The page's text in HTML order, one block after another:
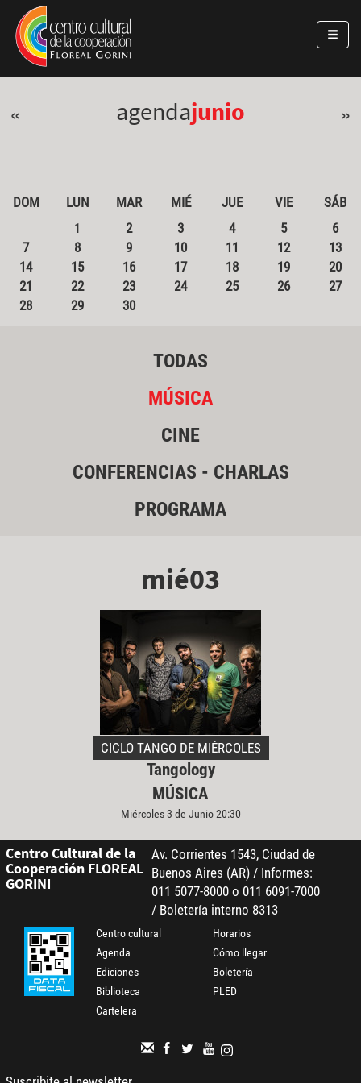
Pasar al contenido principal
Jump to main content
« agendajunio »
DOM LUN MAR MIÉ JUE VIE
SÁB
1
2 3 4 5
6
7
8 9 10 11 12
13
14
15 16 17 18 19
20
21
22 23 24 25 26
27
28
29 30
TODAS
MÚSICA
CINE
CONFERENCIAS - CHARLAS
PROGRAMA
mié03
CICLO TANGO DE MIÉRCOLES
Tangology
MÚSICA
Miércoles 3 de Junio 20:30
Centro Cultural de la
Cooperación FLOREAL
GORINI
Av. Corrientes 1543, Ciudad de
Buenos Aires (AR) / Informes:
011 5077-8000 o 011 6091-7000
/ Boletería interno 8313
Centro cultural
Agenda
Ediciones
Biblioteca
Cartelera
Horarios
Cómo llegar
Boletería
PLED